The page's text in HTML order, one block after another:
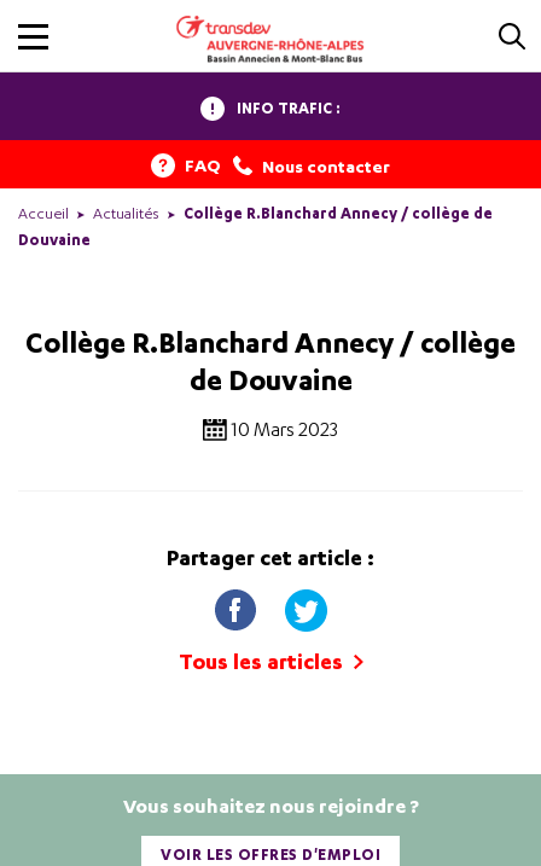
INFO TRAFIC :
FAQ Nous contacter
Accueil Actualités
Collège R.Blanchard Annecy / collège de
Douvaine
Collège R.Blanchard Annecy / collège
de Douvaine
10 Mars 2023
Partager cet article :
Tous les articles
Vous souhaitez nous rejoindre ?
VOIR LES OFFRES D'EMPLOI